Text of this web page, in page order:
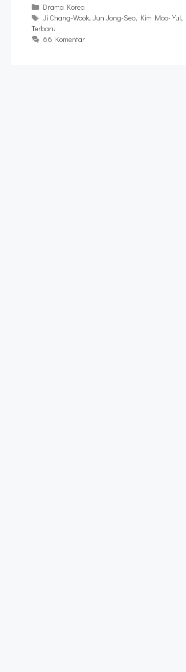
Kategori
Drama Korea
Tag
Ji Chang-Wook, Jun Jong-Seo, Kim Moo-Yul,
Terbaru
66 Komentar